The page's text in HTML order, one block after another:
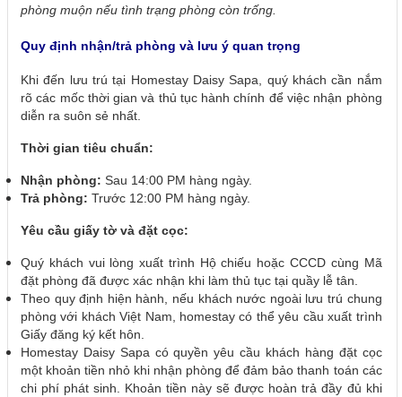
phòng muộn nếu tình trạng phòng còn trống.
Quy định nhận/trả phòng và lưu ý quan trọng
Khi đến lưu trú tại Homestay Daisy Sapa, quý khách cần nắm
rõ các mốc thời gian và thủ tục hành chính để việc nhận phòng
diễn ra suôn sẻ nhất.
Thời gian tiêu chuẩn:
Nhận phòng: Sau 14:00 PM hàng ngày.
Trả phòng: Trước 12:00 PM hàng ngày.
Yêu cầu giấy tờ và đặt cọc:
Quý khách vui lòng xuất trình Hộ chiếu hoặc CCCD cùng Mã
đặt phòng đã được xác nhận khi làm thủ tục tại quầy lễ tân.
Theo quy định hiện hành, nếu khách nước ngoài lưu trú chung
phòng với khách Việt Nam, homestay có thể yêu cầu xuất trình
Giấy đăng ký kết hôn.
Homestay Daisy Sapa có quyền yêu cầu khách hàng đặt cọc
một khoản tiền nhỏ khi nhận phòng để đảm bảo thanh toán các
chi phí phát sinh. Khoản tiền này sẽ được hoàn trả đầy đủ khi